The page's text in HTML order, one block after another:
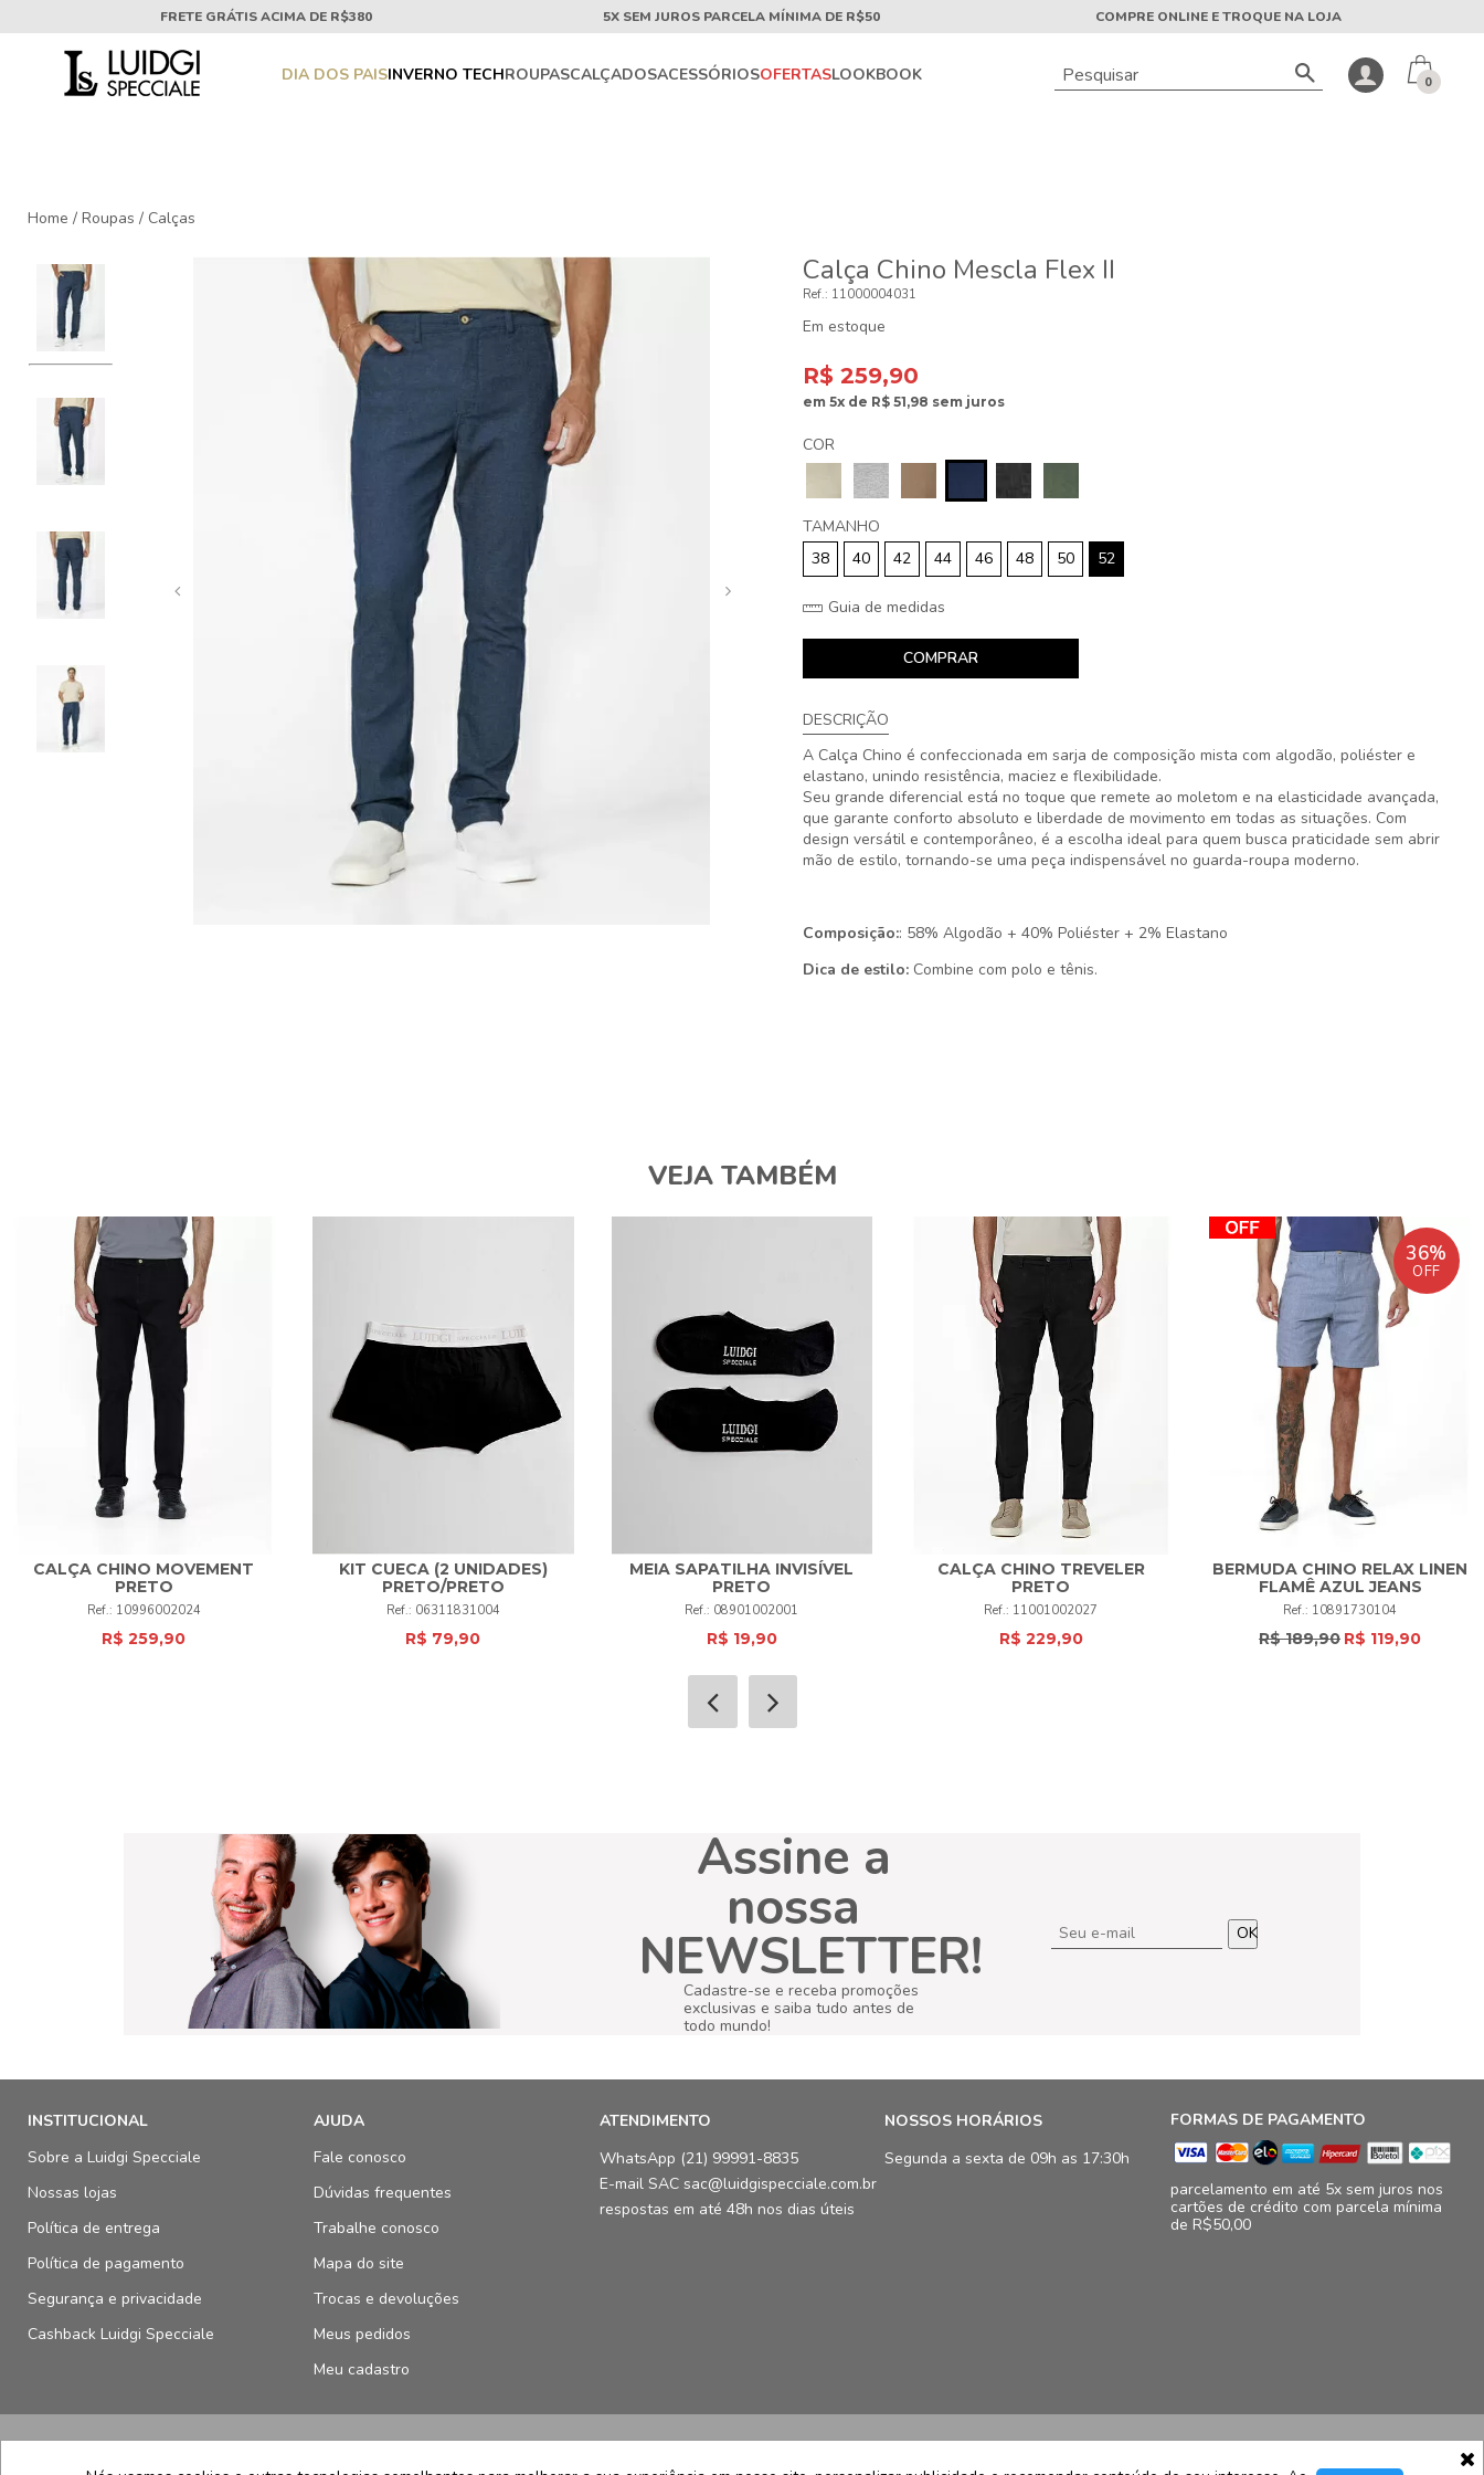
FRETE GRÁTIS ACIMA DE R$380 5X SEM JUROS PARCELA MÍNIMA DE R$50 COMPRE ONLINE E TROQUE NA LOJA
DIA DOS PAISINVERNO TECHROUPASCALÇADOSACESSÓRIOSOFERTASLOOKBOOK 0
Home / Roupas / Calças
Calça Chino Mescla Flex II
11000004031
Em estoque
R$ 259,90
em 5x de R$ 51,98 sem juros
COR
TAMANHO
38
40 42 44 46 48 50 52
Guia de medidas
COMPRAR
DESCRIÇÃO
A Calça Chino é confeccionada em sarja de composição mista com algodão, poliéster e
elastano, unindo resistência, maciez e flexibilidade.
Seu grande diferencial está no toque que remete ao moletom e na elasticidade avançada,
que garante conforto absoluto e liberdade de movimento em todas as situações. Com
design versátil e contemporâneo, é a escolha ideal para quem busca praticidade sem abrir
mão de estilo, tornando-se uma peça indispensável no guarda-roupa moderno.
Composição:: 58% Algodão + 40% Poliéster + 2% Elastano
Dica de estilo: Combine com polo e tênis.
VEJA TAMBÉM
38 40 42 44 46 48
50 52 +
CALÇA CHINO MOVEMENT
PRETO
10996002024
R$ 259,90
M G EG +
COMPRAR
KIT CUECA (2 UNIDADES)
PRETO/PRETO
06311831004
R$ 79,90
UNI +
COMPRAR
MEIA SAPATILHA INVISÍVEL
PRETO
08901002001
R$ 19,90
50 52
COMPRAR
CALÇA CHINO TREVELER
PRETO
11001002027
R$ 229,90
36%
OFF
44 48 50 52 +
COMPRAR
BERMUDA CHINO RELAX LINEN
FLAMÊ AZUL JEANS
10891730104
R$ 189,90 R$ 119,90
Assine a
nossa
NEWSLETTER!
Cadastre-se e receba promoções
exclusivas e saiba tudo antes de
todo mundo!
OK
INSTITUCIONAL
Sobre a Luidgi Specciale
Nossas lojas
Política de entrega
Política de pagamento
Segurança e privacidade
Cashback Luidgi Specciale
AJUDA
Fale conosco
Dúvidas frequentes
Trabalhe conosco
Mapa do site
Trocas e devoluções
Meus pedidos
Meu cadastro
ATENDIMENTO
WhatsApp (21) 99991-8835
E-mail SAC sac@luidgispecciale.com.br
respostas em até 48h nos dias úteis
NOSSOS HORÁRIOS
Segunda a sexta de 09h as 17:30h
FORMAS DE PAGAMENTO
parcelamento em até 5x sem juros nos
cartões de crédito com parcela mínima
de R$50,00